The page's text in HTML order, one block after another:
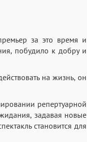
за это время и
побудило к добру и
на жизнь, он
репертуарной
задавая новые
становится для